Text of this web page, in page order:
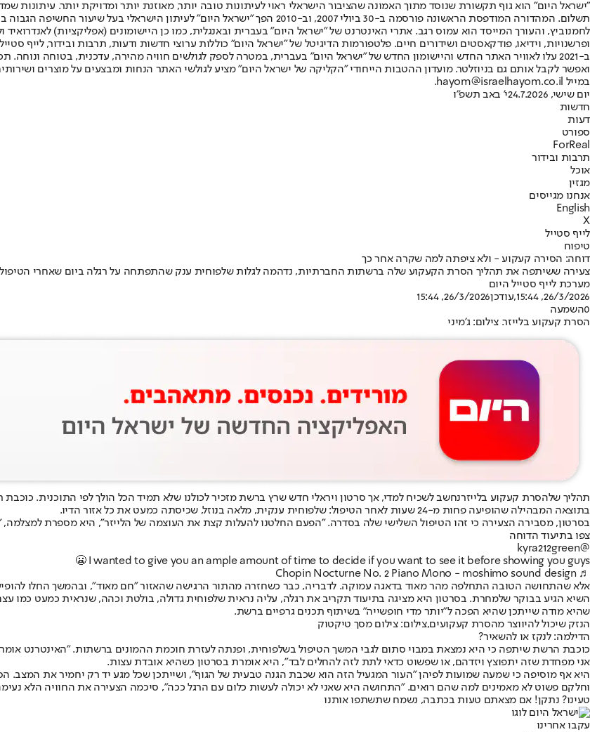
"ישראל היום" הוא גוף תקשורת שנוסד מתוך האמונה שהציבור הישראלי ראוי לעיתונות טובה יותר, מאוזנת יותר ומדויקת יותר. עיתונות
תשלום. המהדורה המודפסת הראשונה פורסמה ב-30 ביולי 2007, וב-2010 הפך "ישראל היום"
ופרשנויות, וידיאו, פודקאסטים ושידורים חיים. פלטפורמות הדיגיטל של "ישראל היום" כוללות ערוצי חדשות ודעות, תרבות ובידור, לייף
ב-2021 עלו לאוויר האתר החדש והיישומון החדש של "ישראל היום" בעברית, במטרה לספק לגולשים חוויה מהירה, עדכנית, בטוחה
ואפשר לקבל אותם גם בניוזלטר. מועדון ההטבות הייחודי "הקליקה של ישראל היום" מציע לגולשי האתר הנחות ומבצעים על מוצרים
במייל hayom@israelhayom.co.il.
יום שישי, 24.7.2026
י' באב תשפ"ו
חדשות
דעות
ספורט
ForReal
תרבות ובידור
אוכל
מגזין
אנחנו מגייסים
English
X
לייף סטייל
טיפוח
דוחה: הסירה קעקוע - ולא ציפתה למה שקרה אחר כך
צעירה ששיתפה את תהליך הסרת הקעקוע שלה ברשתות החברתיות, נדהמה לגלות שלפוחית ענק שהתפתחה על רגלה ביום שאחרי הטיפול:
מערכת לייף סטייל היום
26/3/2026, 15:44
,עודכן26/3/2026, 15:44
0השמעה
הסרת קעקוע בלייזר. צילום: ג'מיני
תהליך שלהסרת קעקוע בלייזרנחשב לשכיח למדי, אך סרטון ויראלי חדש שרץ ברשת מזכיר לכולנו שלא תמיד הכל הולך לפי התוכנית.
בתוצאה המבהילה שהופיעה פחות מ-24 שעות לאחר הטיפול: שלפוחית ענקית, מלאה בנוזל, שכיסתה כמעט את כל אזור הדיו.
בסרטון, מסבירה הצעירה כי זהו הטיפול השלישי שלה בסדרה. "הפעם החלטנו להעלות קצת את העוצמה של הלייזר", היא מספרת
צפו בתיעוד הדוחה
@kyra212green
I wanted to give you an ample amount of time to decide if you want to see it before showing you guys 😬
♬ Chopin Nocturne No. 2 Piano Mono - moshimo sound design
אלא שהתחושה הטובה התחלפה מהר מאוד בדאגה עמוקה. לדבריה, כבר כשחזרה מהתור הרגישה שהאזור "חם מאוד", ובהמשך החלו
השיא הגיע בבוקר שלמחרת. בסרטון היא מציגה בתיעוד תקריב את רגלה, עליה נראית שלפוחית גדולה, בולטת וכהה, שנראית כמעט כמו
שהיא מודה שייתכן שהיא הפכה ל"יותר מדי חופשייה" בשיתוף תכנים גרפיים ברשת.
הנזק שיכול להיווצר מהסרת קעקועים,צילום: צילום מסך טיקטוק
הדילמה: לנקז או להשאיר?
כוכבת הרשת שיתפה כי היא נמצאת במבוי סתום לגבי המשך הטיפול בשלפוחית, ופנתה לעזרת חוכמת ההמונים ברשתות. "האינטרנט אומר
אני מפחדת שזה יתפוצץ ויזדהם, או שפשוט כדאי לתת לזה להחלים לבד", היא אומרת בסרטון כשהיא אובדת עצות.
היא אף מוסיפה כי שמעה שמועות לפיהן "העור המגעיל הזה הוא שכבת הגנה טבעית של הגוף", ושייתכן שכל מגע יד רק יחמיר את המצב.
וחלקם פשוט לא מאמינים למה שהם רואים. "התחושה היא שאני לא יכולה לעשות כלום עם הרגל ככה", סיכמה הצעירה את החוויה הלא
טעינו? נתקן! אם מצאתם טעות בכתבה, נשמח שתשתפו אותנו
עקבו אחרינו